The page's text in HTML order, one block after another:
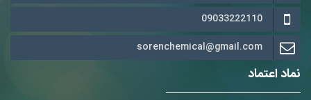
09033222110
sorenchemical@gmail.com
نماد اعتماد